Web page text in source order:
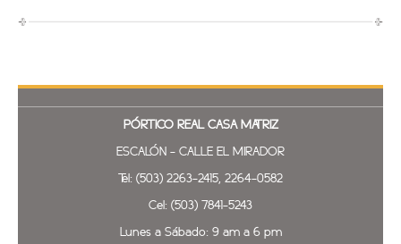
PÓRTICO REAL CASA MATRIZ
ESCALÓN - CALLE EL MIRADOR
Tel: (503) 2263-2415, 2264-0582
Cel: (503) 7841-5243
Lunes a Sábado: 9 am a 6 pm